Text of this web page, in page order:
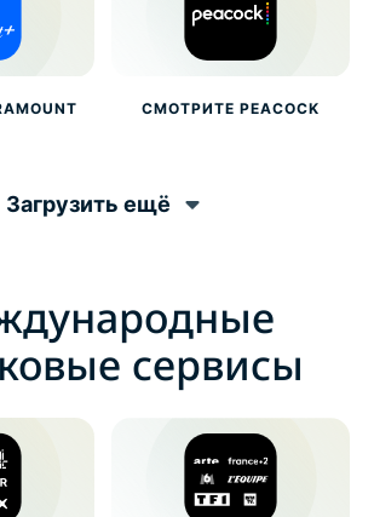
СМОТРИТЕ PEACOCK
Загрузить ещё
сервисы